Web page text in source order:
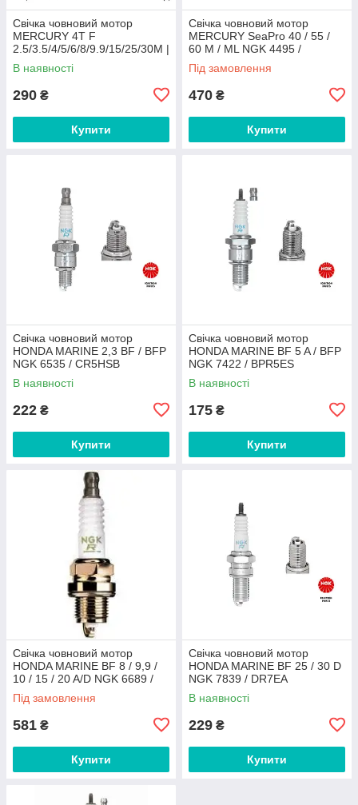
Свічка човновий мотор
MERCURY 4T F
2.5/3.5/4/5/6/8/9.9/15/25/30M |
JET 25 DENSO DS 3178 /
XU20EPR
В наявності
290 ₴
Купити
Свічка човновий мотор
MERCURY SeaPro 40 / 55 /
60 M / ML NGK 4495 /
BPZ8HN-10
Під замовлення
470 ₴
Купити
Свічка човновий мотор
HONDA MARINE 2,3 BF / BFP
NGK 6535 / CR5HSB
В наявності
222 ₴
Купити
Свічка човновий мотор
HONDA MARINE BF 5 A / BFP
NGK 7422 / BPR5ES
В наявності
175 ₴
Купити
Свічка човновий мотор
HONDA MARINE BF 8 / 9,9 /
10 / 15 / 20 A/D NGK 6689 /
CR5EH-9
Під замовлення
581 ₴
Купити
Свічка човновий мотор
HONDA MARINE BF 25 / 30 D
NGK 7839 / DR7EA
В наявності
229 ₴
Купити